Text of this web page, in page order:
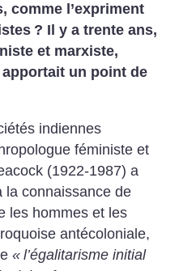
comme l’expriment
? Il y a trente ans,
et marxiste,
un point de
indiennes
féministe et
(1922-1987) a
la connaissance de
les hommes et les
antécoloniale,
« l’égalitarisme initial